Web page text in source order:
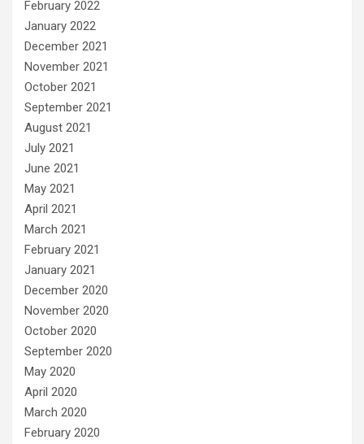
February 2022
January 2022
December 2021
November 2021
October 2021
September 2021
August 2021
July 2021
June 2021
May 2021
April 2021
March 2021
February 2021
January 2021
December 2020
November 2020
October 2020
September 2020
May 2020
April 2020
March 2020
February 2020